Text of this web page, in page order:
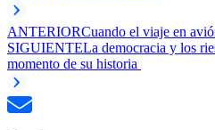
ANTERIORCuando el viaje en
SIGUIENTELa democracia y los
momento de su historia